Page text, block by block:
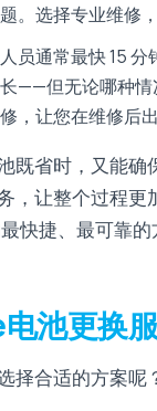
。选择专业维修
员通常最快 15 分
——但无论哪种
，让您在维修后
既省时，又能
，让整个过程
快捷、最可靠的
池更换
择合适的方案呢